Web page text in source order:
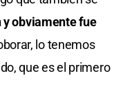
obviamente fue
lo tenemos
que es el primero